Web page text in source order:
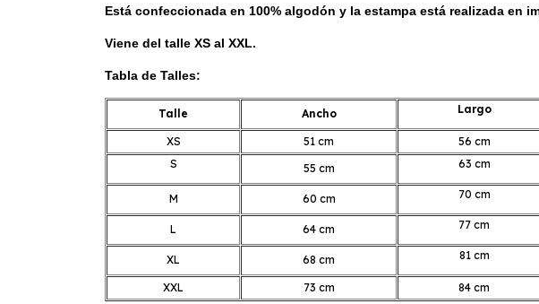
Está confeccionada en 100% algodón y la estampa está realizada en
Viene del talle XS al XXL.
Tabla de Talles:
Talle Ancho Largo
XS 51 cm
56 cm
S
55 cm 63 cm
M 60 cm 70 cm
L 64 cm 77 cm
XL 68 cm 81 cm
XXL 73 cm 84 cm